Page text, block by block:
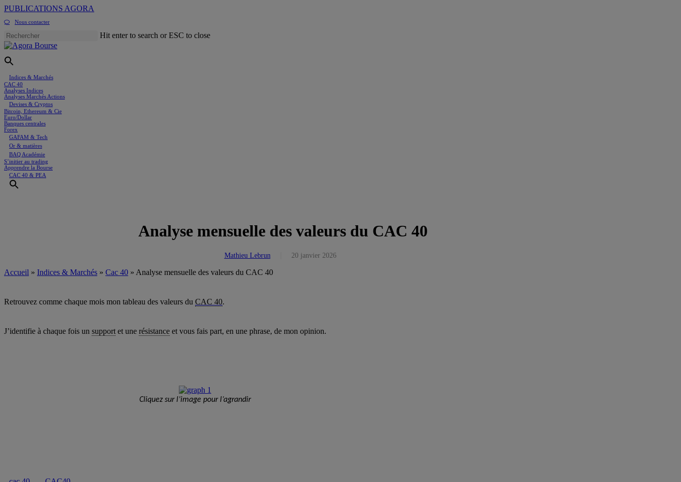
Skip
main
content
PUBLICATIONS AGORA
Nous contacter
Hit enter to search or ESC to close
Close
Menu
Indices & Marchés
CAC 40
Analyses Indices
Analyses Marchés Actions
Devises & Cryptos
Bitcoin, Ethereum & Cie
Euro/Dollar
Banques centrales
Forex
GAFAM & Tech
Or & matières
BAQ Académie
S’initier au trading
Apprendre la Bourse
CAC 40 & PEA
Analyse mensuelle des valeurs du CAC 40
Mathieu Lebrun 20 janvier 2026
Accueil » Indices & Marchés » Cac 40 » Analyse mensuelle des valeurs du CAC 40
Retrouvez comme chaque mois mon tableau des valeurs du CAC 40.
J’identifie à chaque fois un support et une résistance et vous fais part, en une phrase, de mon opinion.
Cliquez sur l’image pour l’agrandir